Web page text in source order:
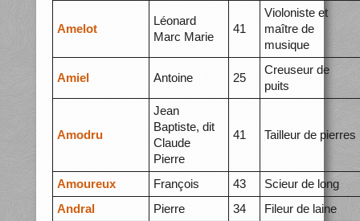
Amelot
Léonard
Marc Marie
41
Violoniste et
maître de
musique
Amiel Antoine 25
Creuseur de
puits
Amodru
Jean
Baptiste, dit
Claude
Pierre
41 Tailleur de pierres
Amoureux François 43
Scieur de long
Andral
Pierre 34 Fileur de laine